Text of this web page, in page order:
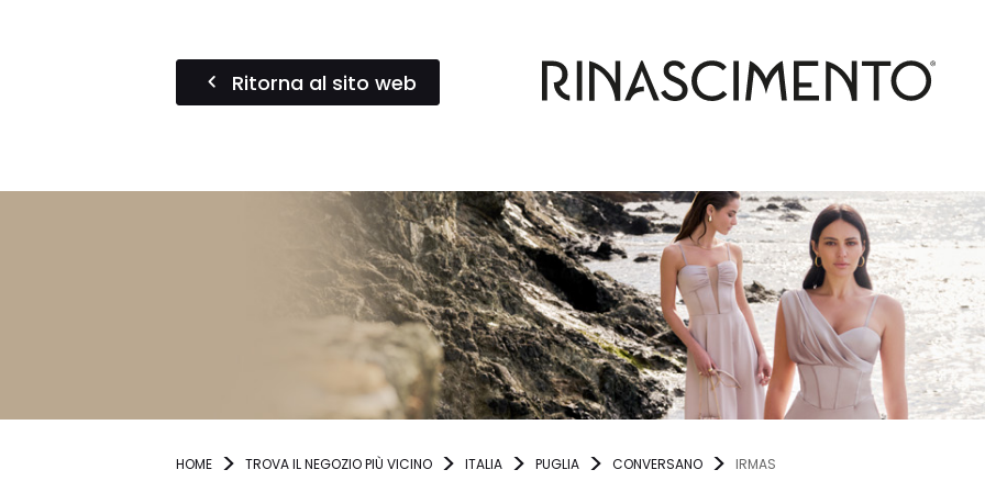
Ritorna al sito web
HOME TROVA IL NEGOZIO PIÙ VICINO ITALIA PUGLIA CONVERSANO IRMAS